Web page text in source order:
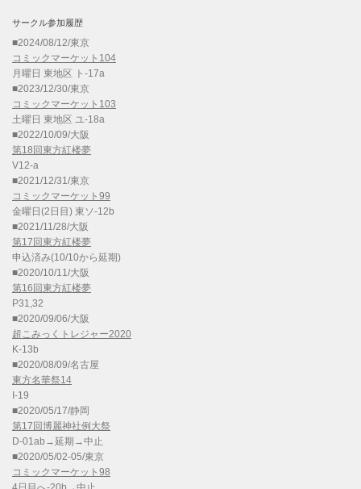
サークル参加履歴
■2024/08/12/東京
コミックマーケット104
月曜日 東地区 ト-17a
■2023/12/30/東京
コミックマーケット103
土曜日 東地区 ユ-18a
■2022/10/09/大阪
第18回東方紅楼夢
V12-a
■2021/12/31/東京
コミックマーケット99
金曜日(2日目) 東ソ-12b
■2021/11/28/大阪
第17回東方紅楼夢
申込済み(10/10から延期)
■2020/10/11/大阪
第16回東方紅楼夢
P31,32
■2020/09/06/大阪
超こみっくトレジャー2020
K-13b
■2020/08/09/名古屋
東方名華祭14
I-19
■2020/05/17/静岡
第17回博麗神社例大祭
D-01ab→延期→中止
■2020/05/02-05/東京
コミックマーケット98